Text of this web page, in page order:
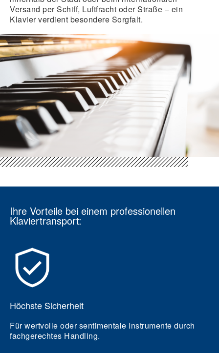
Versand per Schiff, Luftfracht oder Straße – ein
Klavier verdient besondere Sorgfalt.
Ihre Vorteile bei einem professionellen
Klaviertransport:
Höchste Sicherheit
Für wertvolle oder sentimentale Instrumente durch
fachgerechtes Handling.